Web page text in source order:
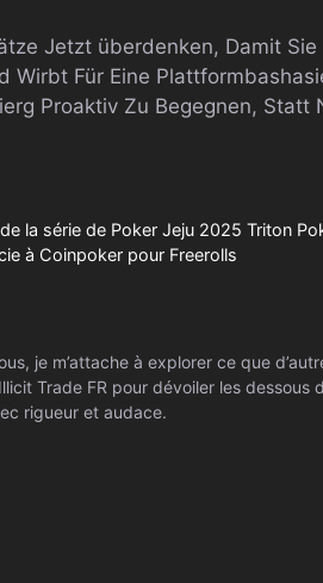
Jetzt überdenken, Damit
Wirbt Für Eine
Proaktiv Zu Begegnen, Statt
la série de Poker Jeju 2025 Triton
à Coinpoker pour Freerolls
je m’attache à explorer ce que
Trade FR pour dévoiler les
rigueur et audace.